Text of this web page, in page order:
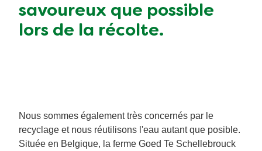
savoureux que possible
lors de la récolte.
Nous sommes également très concernés par le
recyclage et nous réutilisons l'eau autant que posible.
Située en Belgique, la ferme Goed Te Schellebrouck